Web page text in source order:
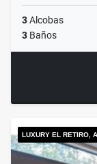
3Alcobas
3 Baños
LUXURY EL RETIRO,